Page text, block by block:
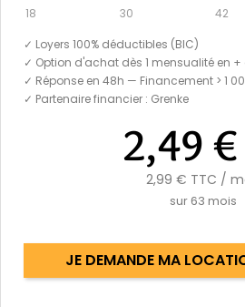
18 30 42
✓ Loyers 100% déductibles (BIC)
✓ Option d'achat dès 1 mensualité en
✓ Réponse en 48h — Financement > 1
✓ Partenaire financier : Grenke
2,49 €
2,99 € TTC /
sur 63 mois
JE DEMANDE MA